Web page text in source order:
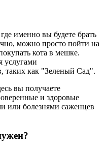
именно вы будете брать
можно просто пойти на
кота в мешке.
услугами
таких как "Зеленый Сад".
вы получаете
и здоровые
или болезнями саженцев